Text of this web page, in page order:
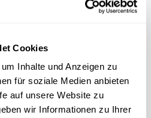
Cookies
Inhalte und Anzeigen zu
für soziale Medien anbieten
auf unsere Website zu
wir Informationen zu Ihrer